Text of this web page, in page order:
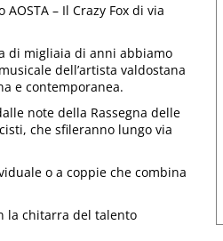
– Il Crazy Fox di via
di migliaia di anni abbiamo
dell’artista valdostana
e contemporanea.
note della Rassegna delle
che sfileranno lungo via
o a coppie che combina
la chitarra del talento